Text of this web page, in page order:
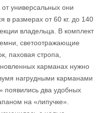
универсальных они
в размерах от 60 кг. до 140
владельца. В комплект
светоотражающие
паховая стропа,
карманах нужно
нагрудными карманами
появились два удобных
на «липучке».